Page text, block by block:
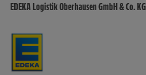
EDEKA Logistik Oberhausen GmbH & Co. KG